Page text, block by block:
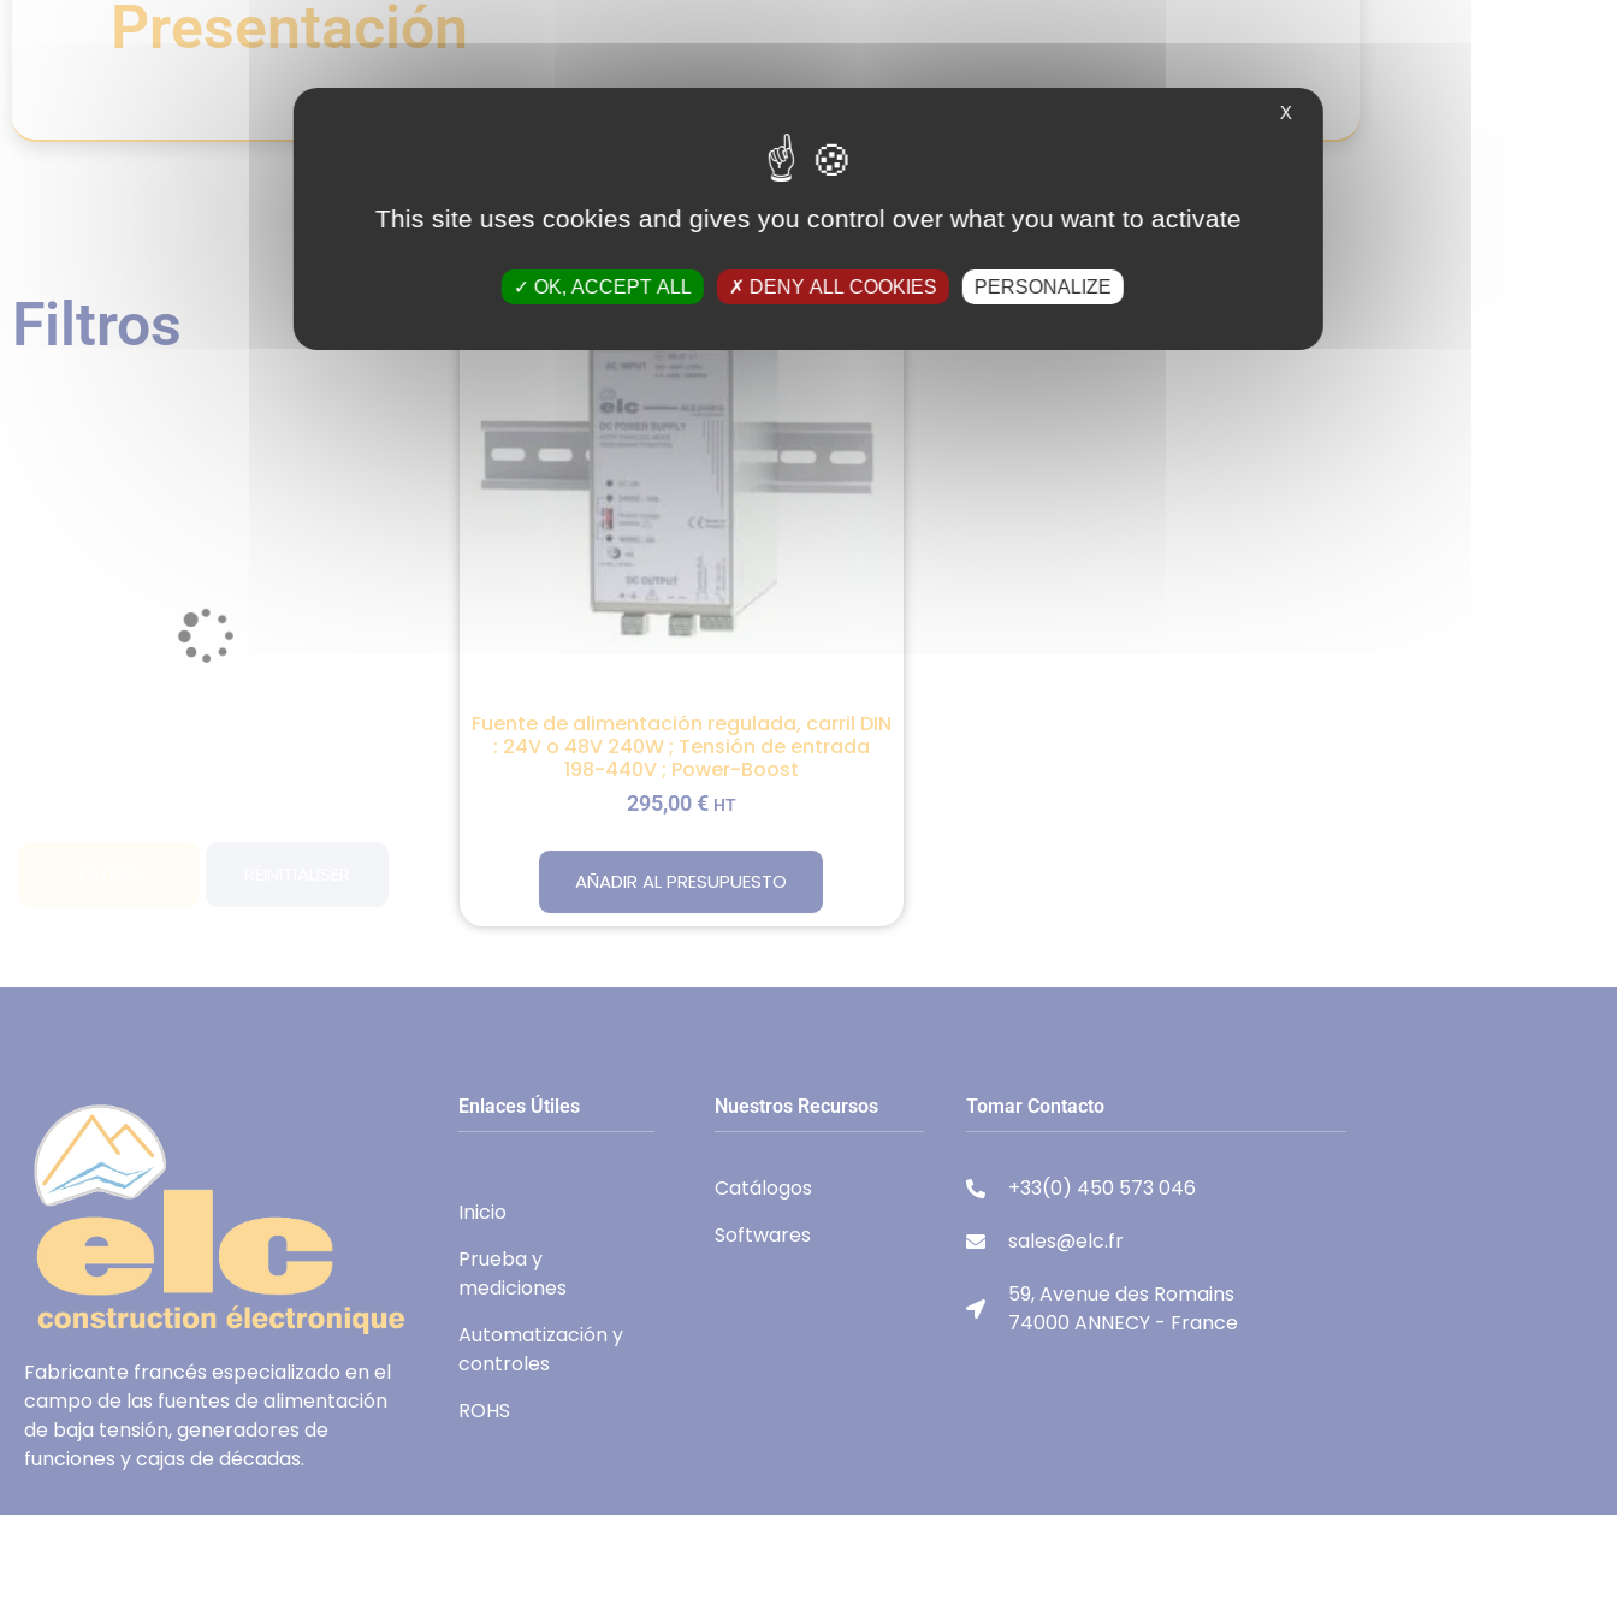
Presentación
Filtros
Fuente de alimentación regulada, carril DIN
: 24V o 48V 240W ; Tensión de entrada
198-440V ; Power-Boost
295,00 € HT
AÑADIR AL PRESUPUESTO
Fabricante francés especializado en el
campo de las fuentes de alimentación
de baja tensión, generadores de
funciones y cajas de décadas.
Enlaces Útiles
Inicio
Prueba y
mediciones
Automatización y
controles
ROHS
Nuestros Recursos
Catálogos
Softwares
Tomar Contacto
+33(0) 450 573 046
sales@elc.fr
59, Avenue des Romains
74000 ANNECY - France
X
This site uses cookies and gives you control over what you want to activate
OK, ACCEPT ALL DENY ALL COOKIES PERSONALIZE